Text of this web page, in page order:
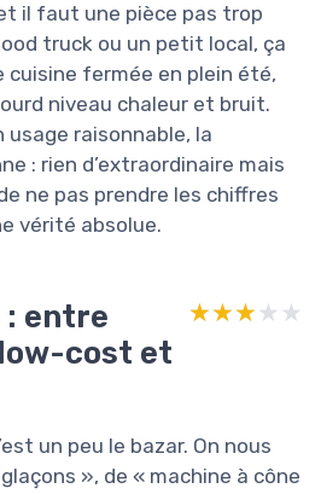
il faut une pièce pas trop
truck ou un petit local, ça
cuisine fermée en plein été,
niveau chaleur et bruit.
usage raisonnable, la
: rien d’extraordinaire mais
ne pas prendre les chiffres
vérité absolue.
entre
cost et
★★★★★
★★★★★
un peu le bazar. On nous
», de « machine à cône